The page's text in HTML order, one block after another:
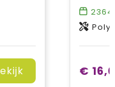
2364
€